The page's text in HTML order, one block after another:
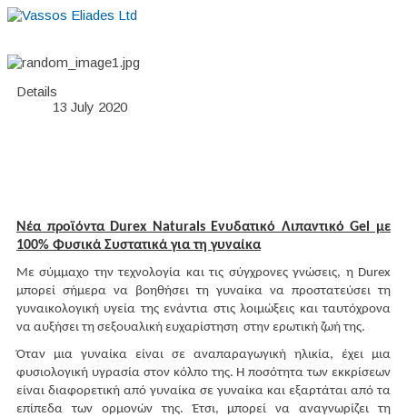
Details
13 July 2020
Νέα προϊόντα Durex Naturals Ενυδατικό Λιπαντικό Gel με
100% Φυσικά Συστατικά για τη γυναίκα
Με σύμμαχο την τεχνολογία και τις σύγχρονες γνώσεις, η Durex
μπορεί σήμερα να βοηθήσει τη γυναίκα να προστατεύσει τη
γυναικολογική υγεία της ενάντια στις λοιμώξεις και ταυτόχρονα
να αυξήσει τη σεξουαλική ευχαρίστηση στην ερωτική ζωή της.
Όταν μια γυναίκα είναι σε αναπαραγωγική ηλικία, έχει μια
φυσιολογική υγρασία στον κόλπο της. Η ποσότητα των εκκρίσεων
είναι διαφορετική από γυναίκα σε γυναίκα και εξαρτάται από τα
επίπεδα των ορμονών της. Έτσι, μπορεί να αναγνωρίζει τη